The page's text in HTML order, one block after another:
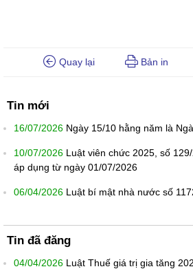
Quay lại Bản in
Tin mới
16/07/2026 Ngày 15/10 hằng năm là
10/07/2026 Luật viên chức 2025, số
áp dụng từ ngày 01/07/2026
06/04/2026 Luật bí mật nhà nước số
Tin đã đăng
04/04/2026 Luật Thuế giá trị gia tăng